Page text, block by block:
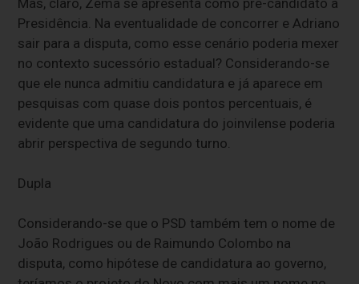
Mas, claro, Zema se apresenta como pré-candidato à
Presidência. Na eventualidade de concorrer e Adriano
sair para a disputa, como esse cenário poderia mexer
no contexto sucessório estadual? Considerando-se
que ele nunca admitiu candidatura e já aparece em
pesquisas com quase dois pontos percentuais, é
evidente que uma candidatura do joinvilense poderia
abrir perspectiva de segundo turno.
Dupla
Considerando-se que o PSD também tem o nome de
João Rodrigues ou de Raimundo Colombo na
disputa, como hipótese de candidatura ao governo,